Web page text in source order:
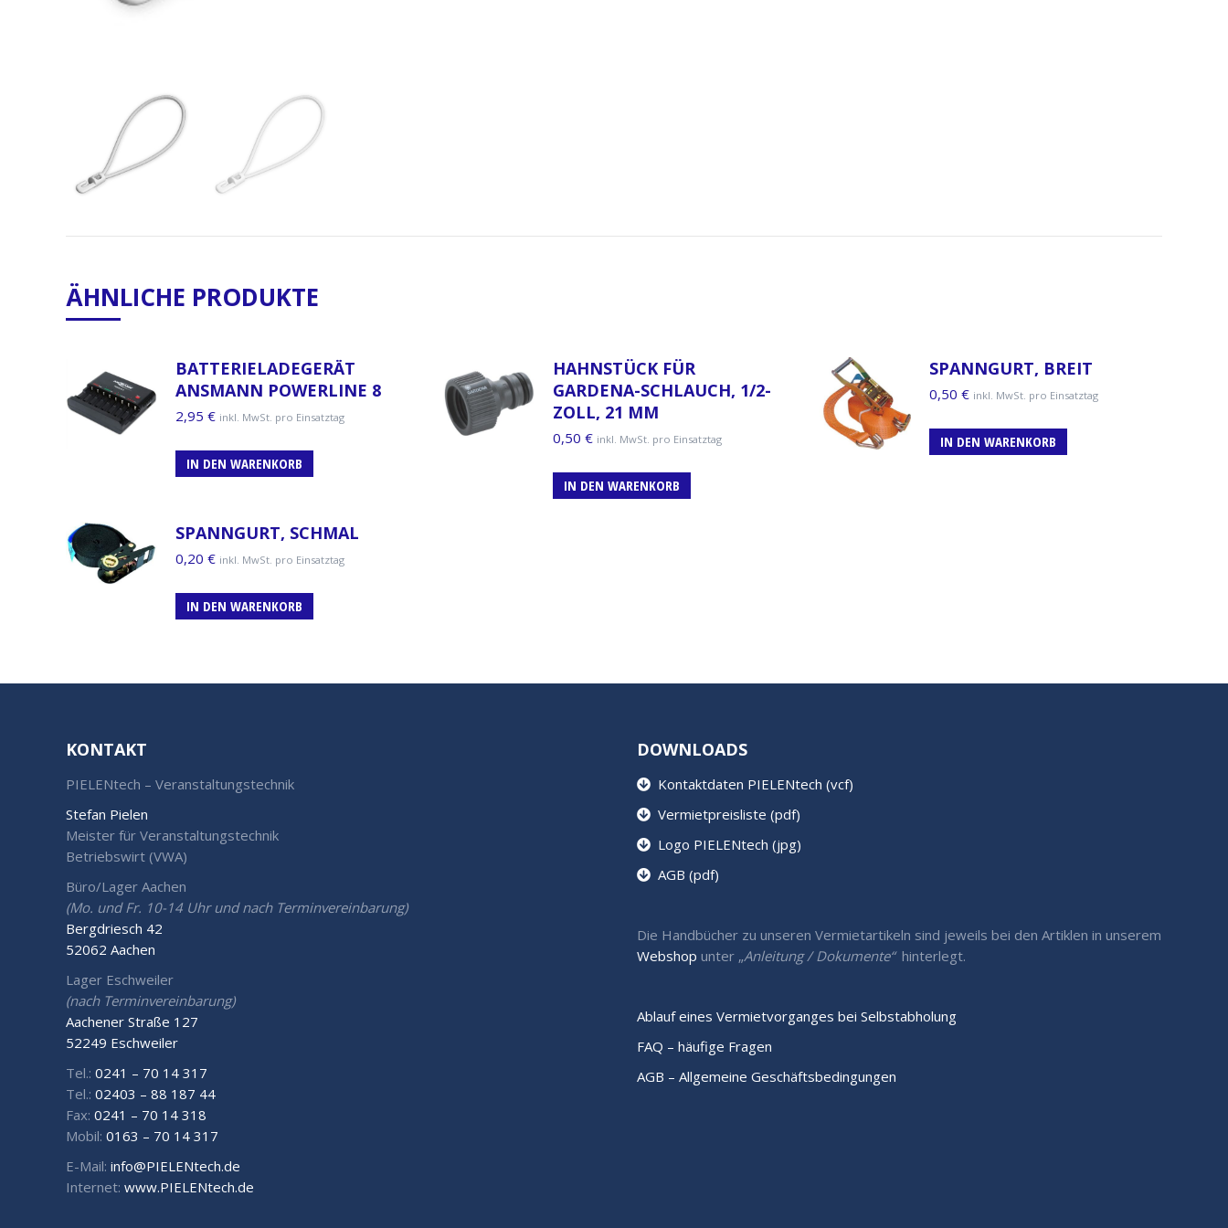
ÄHNLICHE PRODUKTE
BATTERIELADEGERÄT
ANSMANN POWERLINE 8
2,95 € inkl. MwSt. pro Einsatztag
IN DEN WARENKORB
HAHNSTÜCK FÜR
GARDENA-SCHLAUCH, 1/2-
ZOLL, 21 MM
0,50 € inkl. MwSt. pro Einsatztag
IN DEN WARENKORB
SPANNGURT, BREIT
0,50 € inkl. MwSt. pro Einsatztag
IN DEN WARENKORB
SPANNGURT, SCHMAL
0,20 € inkl. MwSt. pro Einsatztag
IN DEN WARENKORB
KONTAKT
PIELENtech – Veranstaltungstechnik
Stefan Pielen
Meister für Veranstaltungstechnik
Betriebswirt (VWA)
Büro/Lager Aachen
(Mo. und Fr. 10-14 Uhr und nach Terminvereinbarung)
Bergdriesch 42
52062 Aachen
Lager Eschweiler
(nach Terminvereinbarung)
Aachener Straße 127
52249 Eschweiler
Tel.: 0241 – 70 14 317
Tel.: 02403 – 88 187 44
Fax: 0241 – 70 14 318
Mobil: 0163 – 70 14 317
E-Mail: info@PIELENtech.de
Internet: www.PIELENtech.de
DOWNLOADS
Kontaktdaten PIELENtech (vcf)
Vermietpreisliste (pdf)
Logo PIELENtech (jpg)
AGB (pdf)
Die Handbücher zu unseren Vermietartikeln sind jeweils bei den Artiklen in unserem
Webshop unter „Anleitung / Dokumente“ hinterlegt.
Ablauf eines Vermietvorganges bei Selbstabholung
FAQ – häufige Fragen
AGB – Allgemeine Geschäftsbedingungen